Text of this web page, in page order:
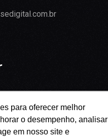
para oferecer melhor
o desempenho, analisar
em nosso site e
o termos de privacidade